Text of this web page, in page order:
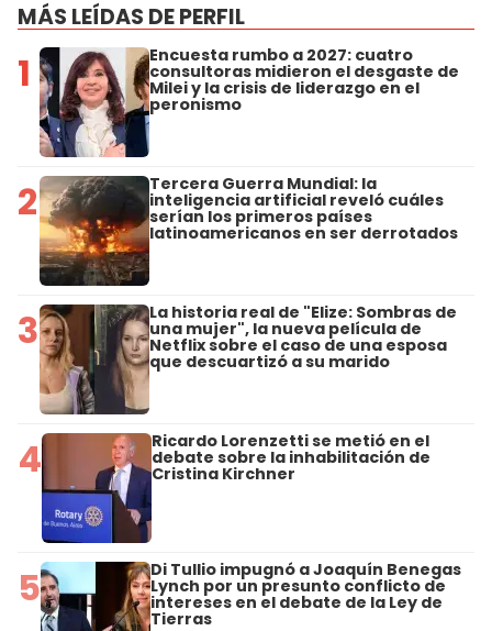
MÁS LEÍDAS DE PERFIL
1 Encuesta rumbo a 2027: cuatro
consultoras midieron el desgaste de
Milei y la crisis de liderazgo en el
peronismo
2 Tercera Guerra Mundial: la
inteligencia artificial reveló cuáles
serían los primeros países
latinoamericanos en ser derrotados
3 La historia real de "Elize: Sombras de
una mujer", la nueva película de
Netflix sobre el caso de una esposa
que descuartizó a su marido
4 Ricardo Lorenzetti se metió en el
debate sobre la inhabilitación de
Cristina Kirchner
5 Di Tullio impugnó a Joaquín Benegas
Lynch por un presunto conflicto de
intereses en el debate de la Ley de
Tierras